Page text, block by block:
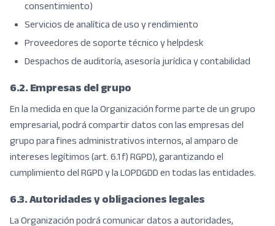
consentimiento)
Servicios de analítica de uso y rendimiento
Proveedores de soporte técnico y helpdesk
Despachos de auditoría, asesoría jurídica y contabilidad
6.2. Empresas del grupo
En la medida en que la Organización forme parte de un grupo
empresarial, podrá compartir datos con las empresas del
grupo para fines administrativos internos, al amparo de
intereses legítimos (art. 6.1 f) RGPD), garantizando el
cumplimiento del RGPD y la LOPDGDD en todas las entidades.
6.3. Autoridades y obligaciones legales
La Organización podrá comunicar datos a autoridades,